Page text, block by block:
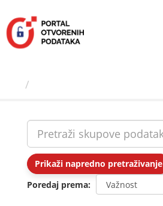
sadržaj
Prikaži napredno pretraživanje
Poredaj prema